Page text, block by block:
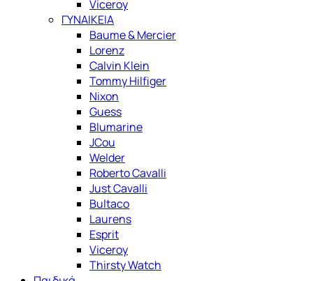
Viceroy
ΓΥΝΑΙΚΕΙΑ
Baume & Mercier
Lorenz
Calvin Klein
Tommy Hilfiger
Nixon
Guess
Blumarine
JCou
Welder
Roberto Cavalli
Just Cavalli
Bultaco
Laurens
Esprit
Viceroy
Thirsty Watch